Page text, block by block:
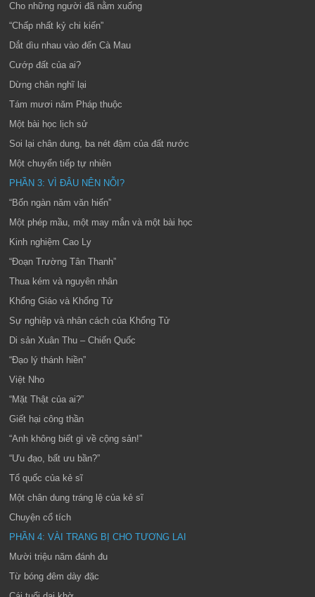
Cho những người đã nằm xuống
“Chấp nhất kỷ chi kiến”
Dắt dìu nhau vào đến Cà Mau
Cướp đất của ai?
Dừng chân nghĩ lại
Tám mươi năm Pháp thuộc
Một bài học lịch sử
Soi lại chân dung, ba nét đậm của đất nước
Một chuyển tiếp tự nhiên
PHẦN 3: VÌ ĐÂU NÊN NỖI?
“Bốn ngàn năm văn hiến”
Một phép mầu, một may mắn và một bài học
Kinh nghiệm Cao Ly
“Đoạn Trường Tân Thanh”
Thua kém và nguyên nhân
Khổng Giáo và Khổng Tử
Sự nghiệp và nhân cách của Khổng Tử
Di sản Xuân Thu – Chiến Quốc
“Đạo lý thánh hiền”
Việt Nho
“Mặt Thật của ai?”
Giết hại công thần
“Anh không biết gì về cộng sản!”
“Ưu đạo, bất ưu bần?”
Tổ quốc của kẻ sĩ
Một chân dung tráng lệ của kẻ sĩ
Chuyện cổ tích
PHẦN 4: VÀI TRANG BỊ CHO TƯƠNG LAI
Mười triệu năm đánh đu
Từ bóng đêm dày đặc